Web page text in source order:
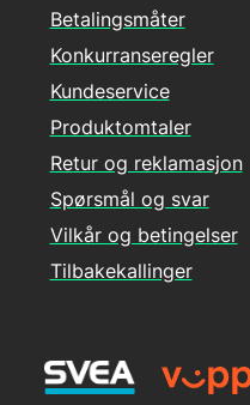
Betalingsmåter
Konkurranseregler
Kundeservice
Produktomtaler
Retur og reklamasjon
Spørsmål og svar
Vilkår og betingelser
Tilbakekallinger